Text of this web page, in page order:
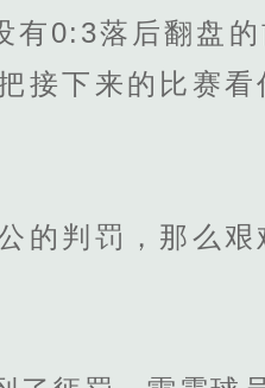
0:3落后翻盘的
接下来的比赛
判罚，那么艰